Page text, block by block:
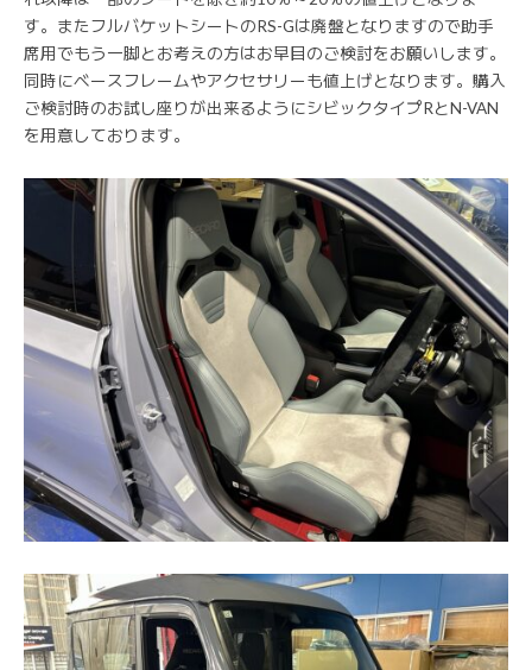
す。またフルバケットシートのRS-Gは廃盤となりますので助手
席用でもう一脚とお考えの方はお早目のご検討をお願いします。
同時にベースフレームやアクセサリーも値上げとなります。購入
ご検討時のお試し座りが出来るようにシビックタイプRとN-VAN
を用意しております。